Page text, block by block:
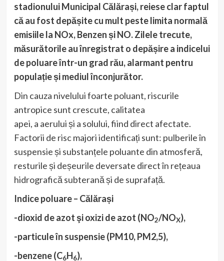
stadionului Municipal Călărași, reiese clar faptul
că au fost depășite cu mult peste limita normală
emisiile la NOx, Benzen și NO. Zilele trecute,
măsurătorile au înregistrat o depășire a indicelui
de poluare într-un grad rău, alarmant pentru
populație și mediul înconjurător.
Din cauza nivelului foarte poluant, riscurile
antropice sunt crescute, calitatea
apei, a aerului și a solului, fiind direct afectate.
Factorii de risc majori identificați sunt: pulberile în
suspensie și substanțele poluante din atmosferă,
resturile și deșeurile deversate direct în rețeaua
hidrografică subterană și de suprafață.
Indice poluare – Călărași
-dioxid de azot şi oxizi de azot (NO2/NOX),
-particule în suspensie (PM10, PM2,5),
-benzene (C6H6),